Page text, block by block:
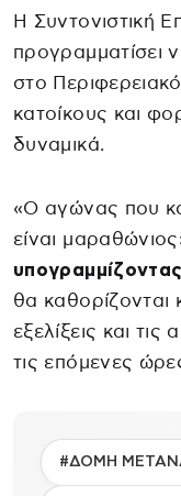
Η Συντονιστική
προγραμματίσει
στο
κατοίκους και
δυναμικά.
«Ο αγώνας που
είναι
θα καθορίζονται
εξελίξεις και
τις επόμενες
#ΔΟΜΗ